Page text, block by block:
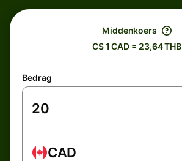
Middenkoers
C$ 1 CAD = 23,64 THB
Bedrag
CAD